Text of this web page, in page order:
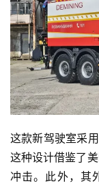
这款新驾驶室采
这种设计借鉴了
冲击。此外，其